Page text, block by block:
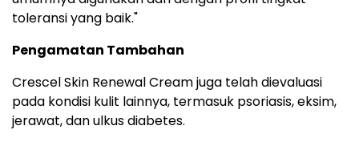
toleransi yang baik."
Pengamatan Tambahan
Crescel Skin Renewal Cream juga telah dievaluasi
pada kondisi kulit lainnya, termasuk psoriasis, eksim,
jerawat, dan ulkus diabetes.